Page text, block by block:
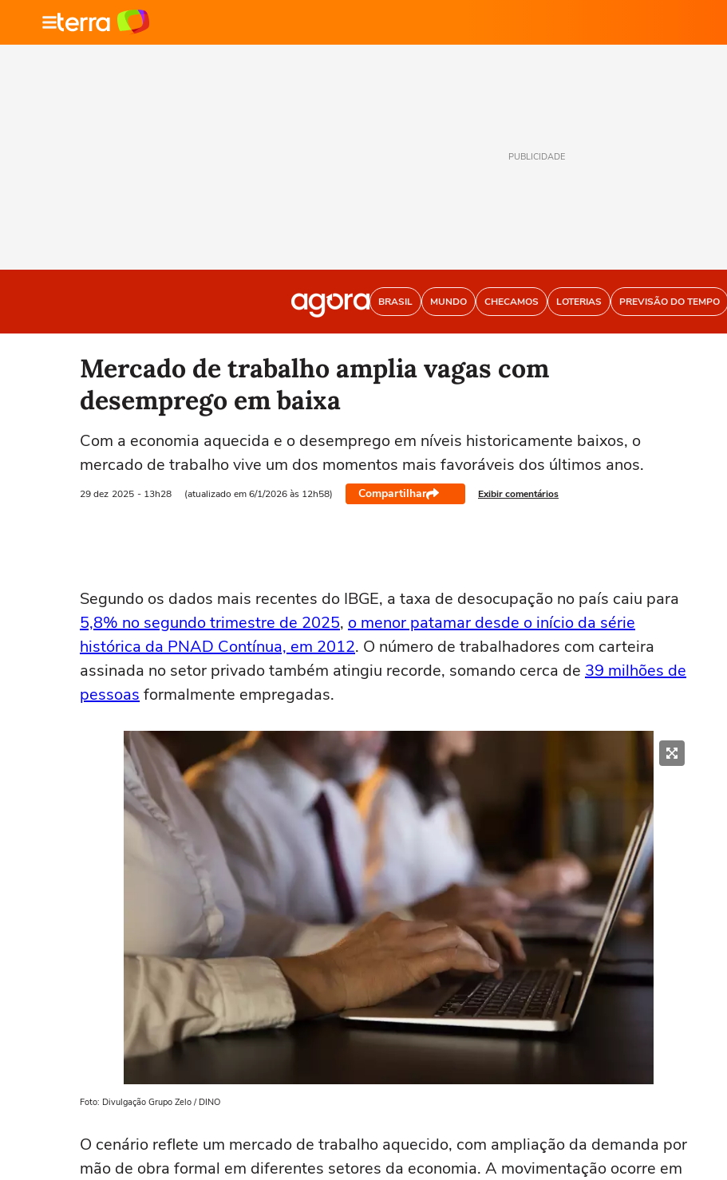
PUBLICIDADE
BRASIL MUNDO CHECAMOS LOTERIAS PREVISÃO DO TEMPO
Mercado de trabalho amplia vagas com
desemprego em baixa
Com a economia aquecida e o desemprego em níveis historicamente baixos, o
mercado de trabalho vive um dos momentos mais favoráveis dos últimos anos.
29 dez 2025 - 13h28 (atualizado em 6/1/2026 às 12h58) Compartilhar Exibir comentários
Segundo os dados mais recentes do IBGE, a taxa de desocupação no país caiu para
5,8% no segundo trimestre de 2025, o menor patamar desde o início da série
histórica da PNAD Contínua, em 2012. O número de trabalhadores com carteira
assinada no setor privado também atingiu recorde, somando cerca de 39 milhões de
pessoas formalmente empregadas.
Foto: Divulgação Grupo Zelo / DINO
O cenário reflete um mercado de trabalho aquecido, com ampliação da demanda por
mão de obra formal em diferentes setores da economia. A movimentação ocorre em